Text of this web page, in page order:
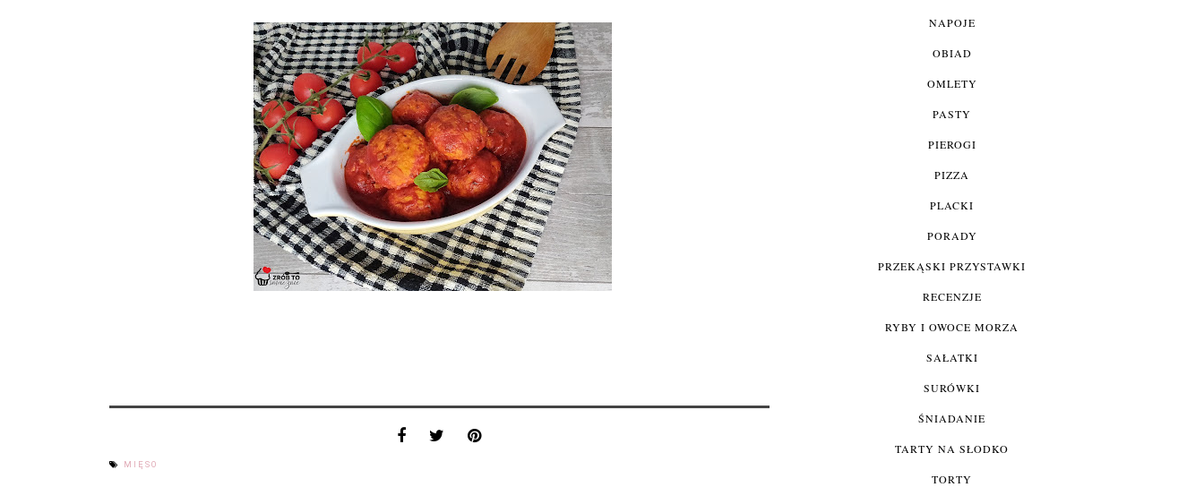
MIĘSO
NAPOJE
OBIAD
OMLETY
PASTY
PIEROGI
PIZZA
PLACKI
PORADY
PRZEKĄSKI PRZYSTAWKI
RECENZJE
RYBY I OWOCE MORZA
SAŁATKI
SURÓWKI
ŚNIADANIE
TARTY NA SŁODKO
TORTY